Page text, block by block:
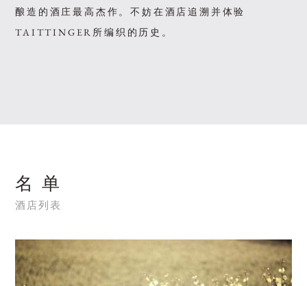
酿造的酒庄最高杰作。不妨在酒店追溯并体验
TAITTINGER所编织的历史。
名 单
酒店列表